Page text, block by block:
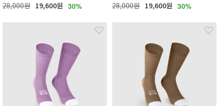
28,000원 19,600원 30% 28,000원 19,600원 30%